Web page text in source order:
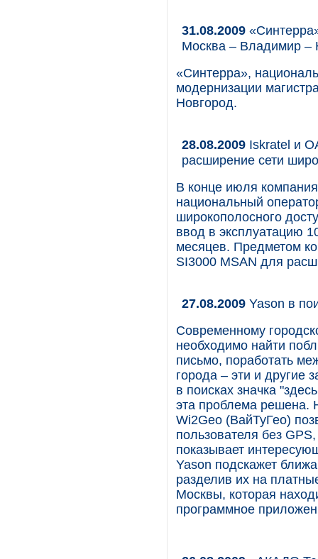
31.08.2009
Москва – Владимир –
«Синтерра»,
модернизации
Новгород.
28.08.2009 Iskratel и
расширение сети
В конце июля
национальный
широкополосного
ввод в эксплуатацию
месяцев. Предметом
SI3000 MSAN для
27.08.2009 Yason в
Современному
необходимо найти
письмо, поработать
города – эти и другие
в поисках значка
эта проблема решена.
Wi2Geo (ВайТуГео)
пользователя без
показывает
Yason подскажет
разделив их на
Москвы, которая
программное